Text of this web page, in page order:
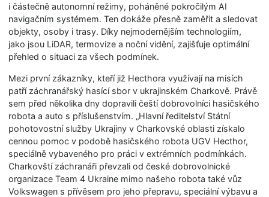
i částečně autonomní režimy, poháněné pokročilým AI
navigačním systémem. Ten dokáže přesně zaměřit a sledovat
objekty, osoby i trasy. Díky nejmodernějším technologiím,
jako jsou LiDAR, termovize a noční vidění, zajišťuje optimální
přehled o situaci za všech podmínek.
Mezi první zákazníky, kteří již Hecthora využívají na misích
patří záchranářský hasící sbor v ukrajinském Charkově. Právě
sem před několika dny dopravili čeští dobrovolníci hasičského
robota a auto s příslušenstvím. „Hlavní ředitelství Státní
pohotovostní služby Ukrajiny v Charkovské oblasti získalo
cennou pomoc v podobě hasičského robota UGV Hecthor,
speciálně vybaveného pro práci v extrémních podmínkách.
Charkovští záchranáři převzali od české dobrovolnické
organizace Team 4 Ukraine mimo našeho robota také vůz
Volkswagen s přívěsem pro jeho přepravu, speciální výbavu a